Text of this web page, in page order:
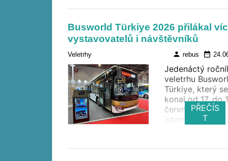
vyjede do ulic
nových tramvají
Škoda ForCity
45T a pokusí
zápis do České
knihy rekordů.
Busworld Türkiye 2026 přilákal
vystavovatelů i návštěvníků
Veletrhy person rebus date_range
Jedenáctý
veletrhu
Türkiye, který se
konal od 17. do
června 2026 v
istanbulském
Merkezi,
PŘEČÍS
T